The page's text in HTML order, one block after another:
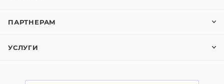
ПАРТНЕРАМ
УСЛУГИ